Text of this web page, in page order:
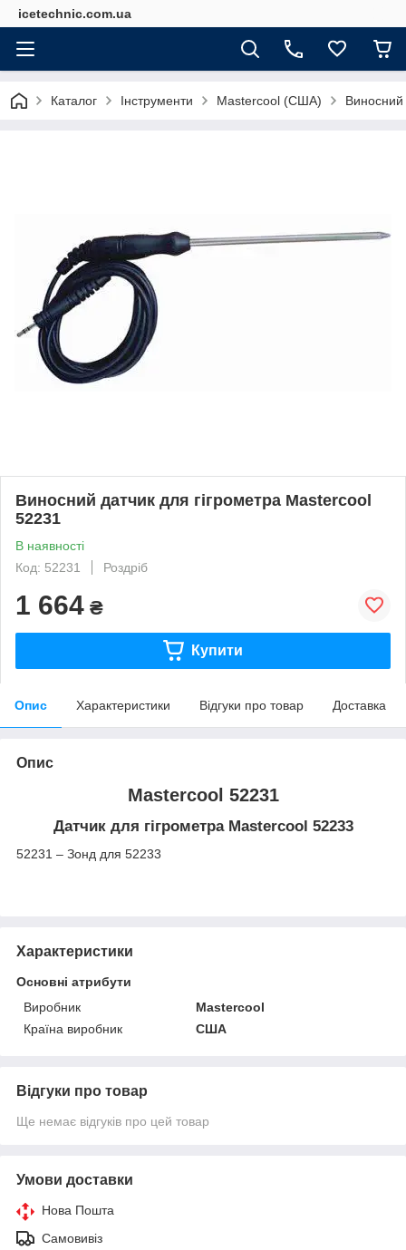
icetechnic.com.ua
Каталог Інструменти Mastercool (США) Виносний
Виносний датчик для гігрометра Mastercool
52231
В наявності
Код: 52231
Роздріб
1 664 ₴
Купити
Опис Характеристики Відгуки про товар Доставка
Опис
Mastercool 52231
Датчик для гігрометра Mastercool 52233
52231 – Зонд для 52233
Характеристики
Основні атрибути
Виробник
Mastercool
Країна виробник
США
Відгуки про товар
Ще немає відгуків про цей товар
Умови доставки
Нова Пошта
Самовивіз